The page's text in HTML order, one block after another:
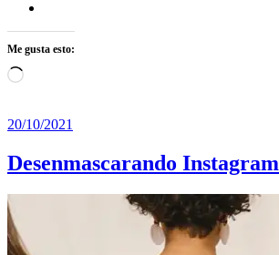
Me gusta esto:
Cargando...
20/10/2021
Desenmascarando Instagram